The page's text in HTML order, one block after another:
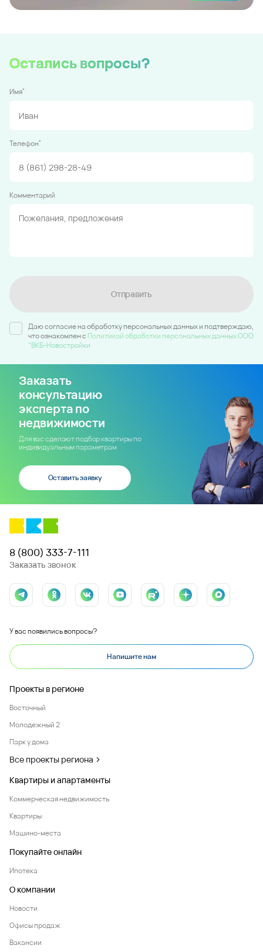
Остались вопросы?
Имя*
Телефон*
Комментарий
Отправить
Даю согласие на обработку персональных данных и подтверждаю,
что ознакомлен c Политикой обработки персональных данных ООО
"ВКБ-Новостройки
Заказать
консультацию
эксперта по
недвижимости
Для вас сделают подбор квартиры по
индивидуальным параметрам
Оставить заявку
8 (800) 333-7-111
Заказать звонок
У вас появились вопросы?
Напишите нам
Проекты в регионе
Восточный
Молодежный 2
Парк у дома
Все проекты региона
Квартиры и апартаменты
Коммерческая недвижимость
Квартиры
Машино-места
Покупайте онлайн
Ипотека
О компании
Новости
Офисы продаж
Вакансии